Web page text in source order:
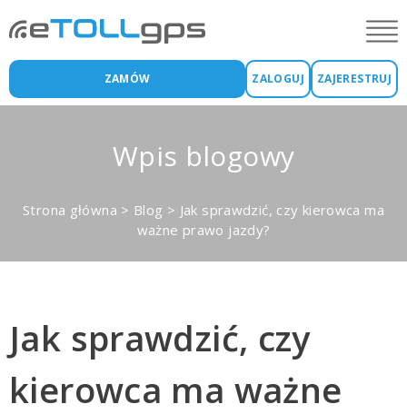
ZAMÓW ZALOGUJ ZAJERESTRUJ
Wpis blogowy
Strona główna > Blog > Jak sprawdzić, czy kierowca ma
ważne prawo jazdy?
Jak sprawdzić, czy
kierowca ma ważne